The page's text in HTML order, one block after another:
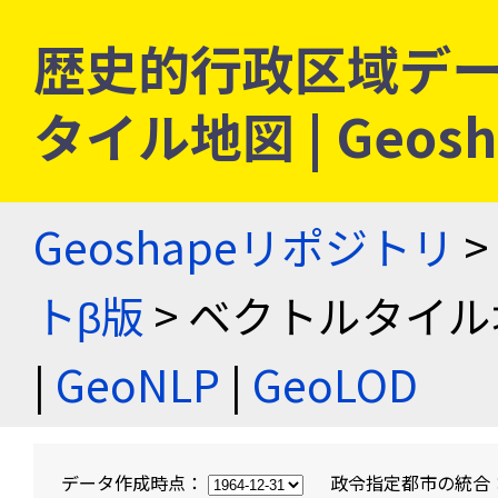
歴史的行政区域デ
タイル地図 |
Geoshapeリポジトリ >
トβ版 > ベクトルタイ
| GeoNLP | GeoLOD
データ作成時点： 政令指定都市の統